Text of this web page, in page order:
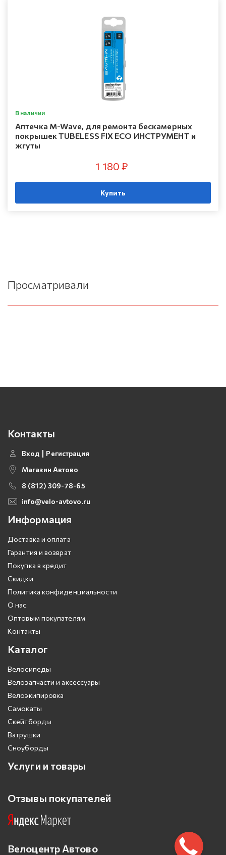
В наличии
Аптечка M-Wave, для ремонта бескамерных
покрышек TUBELESS FIX ECO ИНСТРУМЕНТ и
жгуты
1 180 ₽
Купить
Просматривали
Контакты
Вход
Регистрация
Магазин Автово
8 (812) 309-78-65
info@velo-avtovo.ru
Информация
Доставка и оплата
Гарантия и возврат
Покупка в кредит
Скидки
Политика конфиденциальности
О нас
Оптовым покупателям
Контакты
Каталог
Велосипеды
Велозапчасти и аксессуары
Велоэкипировка
Самокаты
Скейтборды
Ватрушки
Сноуборды
Услуги и товары
Отзывы покупателей
Велоцентр Автово